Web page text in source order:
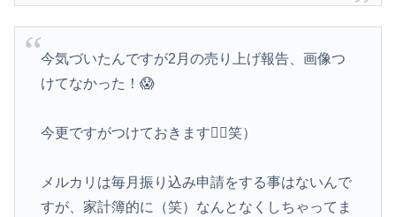
今気づいたんですが2月の売り上げ報告、画像つ
けてなかった！😱
今更ですがつけておきます（笑）
メルカリは毎月振り込み申請をする事はないんで
すが、家計簿的に（笑）なんとなくしちゃってま